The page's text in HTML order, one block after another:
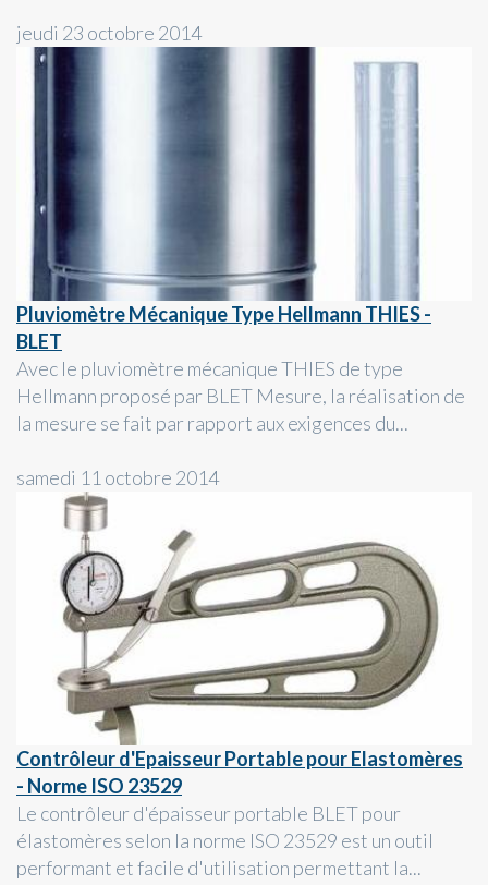
jeudi 23 octobre 2014
Pluviomètre Mécanique Type Hellmann THIES -
BLET
Avec le pluviomètre mécanique THIES de type
Hellmann proposé par BLET Mesure, la réalisation de
la mesure se fait par rapport aux exigences du...
samedi 11 octobre 2014
Contrôleur d'Epaisseur Portable pour Elastomères
- Norme ISO 23529
Le contrôleur d'épaisseur portable BLET pour
élastomères selon la norme ISO 23529 est un outil
performant et facile d'utilisation permettant la...